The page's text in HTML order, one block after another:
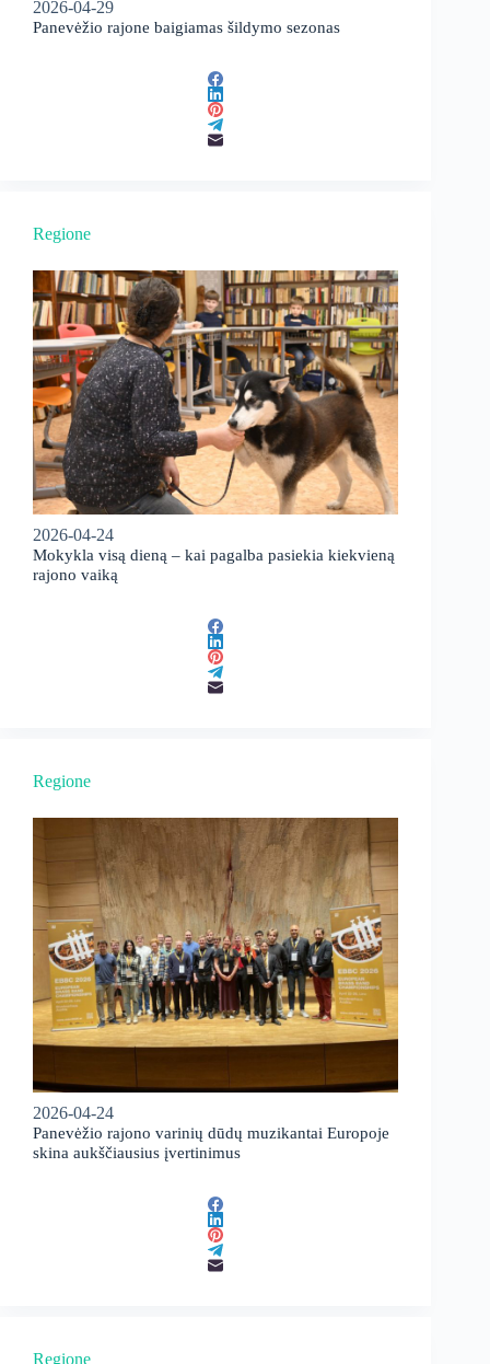
2026-04-29
Panevėžio rajone baigiamas šildymo sezonas
Regione
2026-04-24
Mokykla visą dieną – kai pagalba pasiekia kiekvieną
rajono vaiką
Regione
2026-04-24
Panevėžio rajono varinių dūdų muzikantai Europoje
skina aukščiausius įvertinimus
Regione